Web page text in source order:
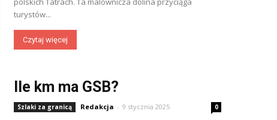
turystów...
Czytaj więcej
Ile km ma GSB?
Szlaki za granicą Redakcja - 9 stycznia 2025 0